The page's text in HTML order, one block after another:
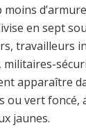
moins
en sept
travailleurs
militaires-
apparaître
ou vert foncé,
jaunes.